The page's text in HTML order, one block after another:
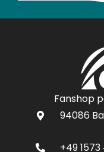
Fanshop
94086
+49